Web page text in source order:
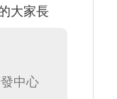
大家長
中心